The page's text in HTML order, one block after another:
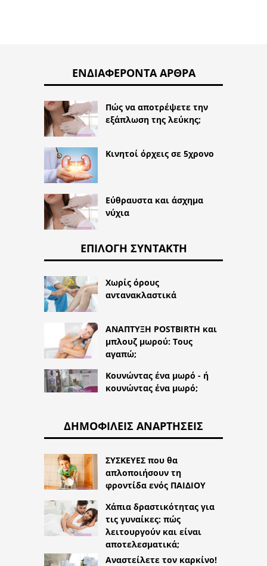
ΕΝΔΙΑΦΈΡΟΝΤΑ ΆΡΘΡΑ
Πώς να αποτρέψετε την
εξάπλωση της λεύκης;
Κινητοί όρχεις σε 5χρονο
Εύθραυστα και άσχημα
νύχια
ΕΠΙΛΟΓΉ ΣΥΝΤΆΚΤΗ
Χωρίς όρους
αντανακλαστικά
ΑΝΑΠΤΥΞΗ POSTBIRTH και
μπλουζ μωρού: Τους
αγαπώ;
Κουνώντας ένα μωρό - ή
κουνώντας ένα μωρό;
ΔΗΜΟΦΙΛΕΊΣ ΑΝΑΡΤΉΣΕΙΣ
ΣΥΣΚΕΥΕΣ που θα
απλοποιήσουν τη
φροντίδα ενός ΠΑΙΔΙΟΥ
Χάπια δραστικότητας για
τις γυναίκες: πώς
λειτουργούν και είναι
αποτελεσματικά;
Αναστείλετε τον καρκίνο!